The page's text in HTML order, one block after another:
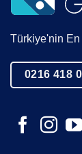
Türkiye'nin En
0216 418